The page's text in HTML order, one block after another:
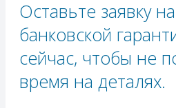
Оставьте заявку
банковской
сейчас, чтобы не
время на деталях.